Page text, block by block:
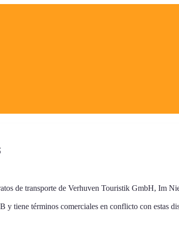
de transporte de Verhuven Touristik GmbH, Im
y tiene términos comerciales en conflicto con estas